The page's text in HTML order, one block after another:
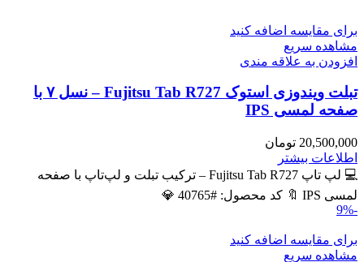
برای مقایسه اضافه کنید
مشاهده سریع
افزودن به علاقه مندی
تبلت ویندوزی استوک Fujitsu Tab R727 – نسل ۷ با
صفحه لمسی IPS
20,500,000 تومان
اطلاعات بیشتر
💻 لپ تاپ Fujitsu Tab R727 – ترکیب تبلت و لپ‌تاپ با صفحه
لمسی IPS 🔖 کد محصول: #40765 💎
-9%
برای مقایسه اضافه کنید
مشاهده سریع